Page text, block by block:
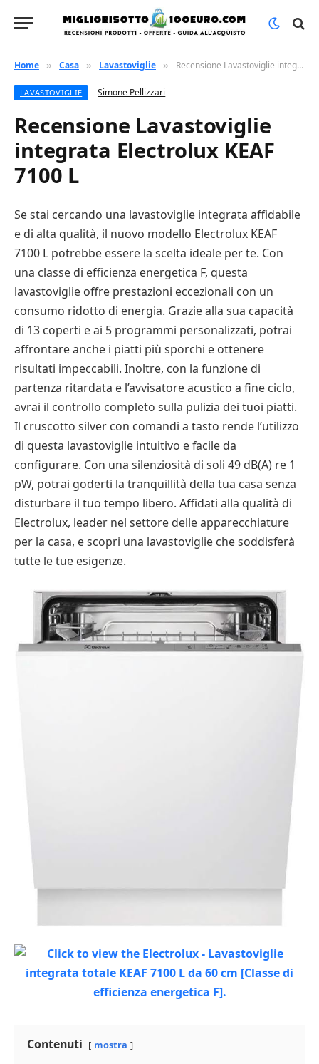
Home » Casa » Lavastoviglie » Recensione Lavastoviglie integrata Electrolux KEAF 7100 L
LAVASTOVIGLIE Simone Pellizzari
Recensione Lavastoviglie
integrata Electrolux KEAF
7100 L
Se stai cercando una lavastoviglie integrata affidabile
e di alta qualità, il nuovo modello Electrolux KEAF
7100 L potrebbe essere la scelta ideale per te. Con
una classe di efficienza energetica F, questa
lavastoviglie offre prestazioni eccezionali con un
consumo ridotto di energia. Grazie alla sua capacità
di 13 coperti e ai 5 programmi personalizzati, potrai
affrontare anche i piatti più sporchi e ottenere
risultati impeccabili. Inoltre, con la funzione di
partenza ritardata e l’avvisatore acustico a fine ciclo,
avrai il controllo completo sulla pulizia dei tuoi piatti.
Il cruscotto silver con comandi a tasto rende l’utilizzo
di questa lavastoviglie intuitivo e facile da
configurare. Con una silenziosità di soli 49 dB(A) re 1
pW, potrai goderti la tranquillità della tua casa senza
disturbare il tuo tempo libero. Affidati alla qualità di
Electrolux, leader nel settore delle apparecchiature
per la casa, e scopri una lavastoviglie che soddisferà
tutte le tue esigenze.
Contenuti mostra